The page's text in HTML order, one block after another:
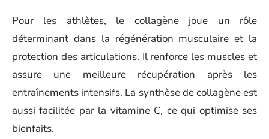
Pour les athlètes, le collagène joue un rôle
déterminant dans la régénération musculaire et la
protection des articulations. Il renforce les muscles et
assure une meilleure récupération après les
entraînements intensifs. La synthèse de collagène est
aussi facilitée par la vitamine C, ce qui optimise ses
bienfaits.